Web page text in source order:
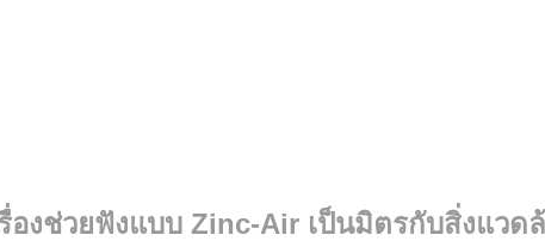
องช่วยฟังแบบ Zinc-Air เป็นมิตรกับสิ่งแว